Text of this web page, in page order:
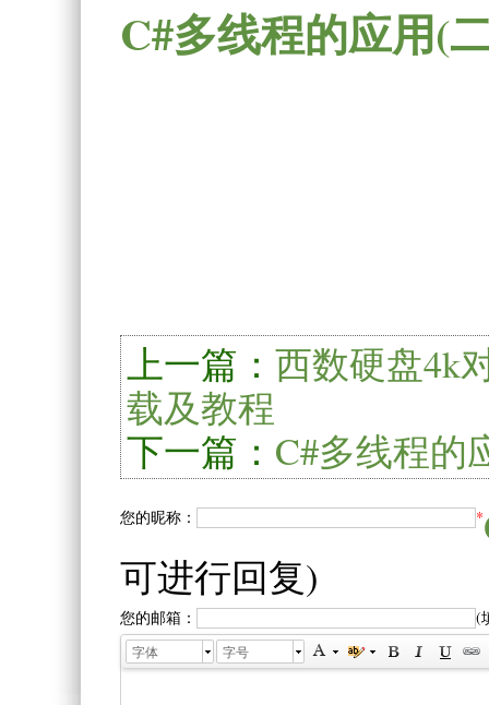
C#多线程的应用(
上一篇： 西数硬盘4k
载及教程
下一篇： C#多线程的
您的昵称： *
可进行回复)
您的邮箱： (
字体 字号